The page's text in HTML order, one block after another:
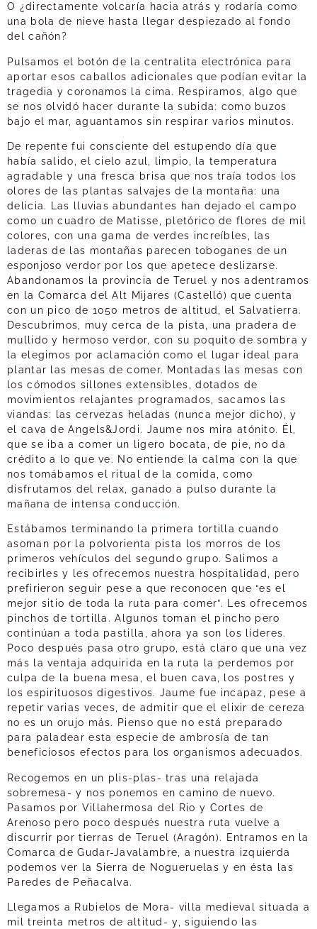
O ¿directamente volcaría hacia atrás y rodaría como
una bola de nieve hasta llegar despiezado al fondo
del cañón?
Pulsamos el botón de la centralita electrónica para
aportar esos caballos adicionales que podían evitar la
tragedia y coronamos la cima. Respiramos, algo que
se nos olvidó hacer durante la subida: como buzos
bajo el mar, aguantamos sin respirar varios minutos.
De repente fui consciente del estupendo día que
había salido, el cielo azul, limpio, la temperatura
agradable y una fresca brisa que nos traía todos los
olores de las plantas salvajes de la montaña: una
delicia. Las lluvias abundantes han dejado el campo
como un cuadro de Matisse, pletórico de flores de mil
colores, con una gama de verdes increíbles, las
laderas de las montañas parecen toboganes de un
esponjoso verdor por los que apetece deslizarse.
Abandonamos la provincia de Teruel y nos adentramos
en la Comarca del Alt Mijares (Castelló) que cuenta
con un pico de 1050 metros de altitud, el Salvatierra.
Descubrimos, muy cerca de la pista, una pradera de
mullido y hermoso verdor, con su poquito de sombra y
la elegimos por aclamación como el lugar ideal para
plantar las mesas de comer. Montadas las mesas con
los cómodos sillones extensibles, dotados de
movimientos relajantes programados, sacamos las
viandas: las cervezas heladas (nunca mejor dicho), y
el cava de Angels&Jordi. Jaume nos mira atónito. Él,
que se iba a comer un ligero bocata, de pie, no da
crédito a lo que ve. No entiende la calma con la que
nos tomábamos el ritual de la comida, como
disfrutamos del relax, ganado a pulso durante la
mañana de intensa conducción.
Estábamos terminando la primera tortilla cuando
asoman por la polvorienta pista los morros de los
primeros vehículos del segundo grupo. Salimos a
recibirles y les ofrecemos nuestra hospitalidad, pero
prefirieron seguir pese a que reconocen que “es el
mejor sitio de toda la ruta para comer”. Les ofrecemos
pinchos de tortilla. Algunos toman el pincho pero
continúan a toda pastilla, ahora ya son los líderes.
Poco después pasa otro grupo, está claro que una vez
más la ventaja adquirida en la ruta la perdemos por
culpa de la buena mesa, el buen cava, los postres y
los espirituosos digestivos. Jaume fue incapaz, pese a
repetir varias veces, de admitir que el elixir de cereza
no es un orujo más. Pienso que no está preparado
para paladear esta especie de ambrosía de tan
beneficiosos efectos para los organismos adecuados.
Recogemos en un plis-plas- tras una relajada
sobremesa- y nos ponemos en camino de nuevo.
Pasamos por Villahermosa del Rio y Cortes de
Arenoso pero poco después nuestra ruta vuelve a
discurrir por tierras de Teruel (Aragón). Entramos en la
Comarca de Gudar-Javalambre, a nuestra izquierda
podemos ver la Sierra de Nogueruelas y en ésta las
Paredes de Peñacalva.
Llegamos a Rubielos de Mora- villa medieval situada a
mil treinta metros de altitud- y, siguiendo las